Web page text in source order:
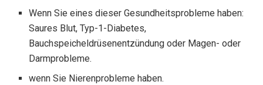
Wenn Sie eines dieser Gesundheitsprobleme haben:
Saures Blut, Typ-1-Diabetes,
Bauchspeicheldrüsenentzündung oder Magen- oder
Darmprobleme.
wenn Sie Nierenprobleme haben.